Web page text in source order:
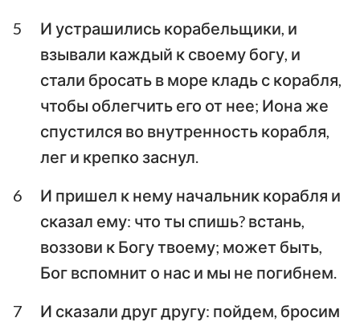
5
И устрашились корабельщики, и
взывали каждый к своему богу, и
стали бросать в море кладь с корабля,
чтобы облегчить его от нее; Иона же
спустился во внутренность корабля,
лег и крепко заснул.
6
И пришел к нему начальник корабля и
сказал ему: что ты спишь? встань,
воззови к Богу твоему; может быть,
Бог вспомнит о нас и мы не погибнем.
7
И сказали друг другу: пойдем, бросим